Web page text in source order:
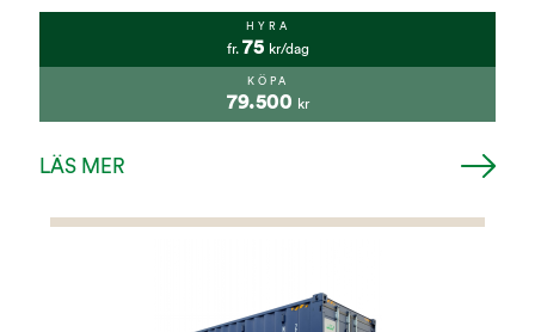
HYRA
fr. 75 kr/dag
KÖPA
79.500 kr
LÄS MER